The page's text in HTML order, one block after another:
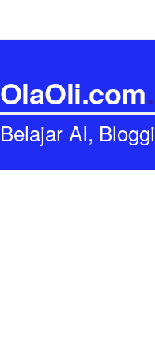
OlaOli.com.
Belajar AI,